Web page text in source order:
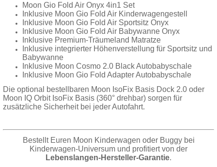
Moon Gio Fold Air Onyx 4in1 Set
Inklusive Moon Gio Fold Air Kinderwagengestell
Inklusive Moon Gio Fold Air Sportsitz Onyx
Inklusive Moon Gio Fold Air Babywanne Onyx
Inklusive Premium-Träumeland Matratze
Inklusive integrierter Höhenverstellung für Sportsitz und
Babywanne
Inklusive Moon Cosmo 2.0 Black Autobabyschale
Inklusive Moon Gio Fold Adapter Autobabyschale
Die optional bestellbaren Moon IsoFix Basis Dock 2.0 oder
Moon IQ Orbit IsoFix Basis (360° drehbar) sorgen für
zusätzliche Sicherheit bei jeder Autofahrt.
Bestellt Euren Moon Kinderwagen oder Buggy bei
Kinderwagen-Universum und profitiert von der
Lebenslangen-Hersteller-Garantie.